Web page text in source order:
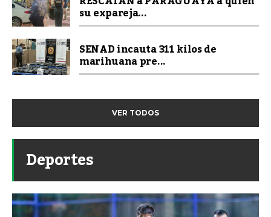
su expareja...
SENAD incauta 311 kilos de
marihuana pre...
VER TODOS
Deportes